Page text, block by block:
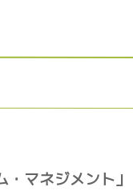
マネジメント」